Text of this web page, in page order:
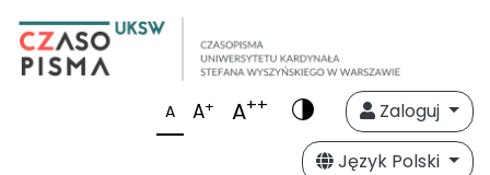
A A+ A++
Zaloguj
Język Polski